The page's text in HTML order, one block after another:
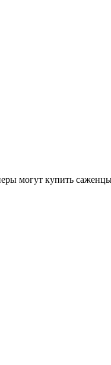
могут купить